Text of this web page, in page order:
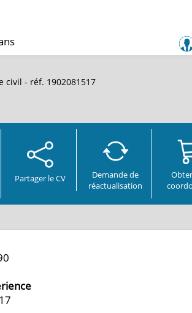
civil - réf. 1902081517
Partager le CV
Demande de
réactualisation